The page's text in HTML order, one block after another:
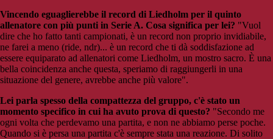
Vincendo eguaglierebbe il record di Liedholm per il quinto
allenatore con più punti in Serie A. Cosa significa per lei? "Vuol
dire che ho fatto tanti campionati, è un record non proprio invidiabile,
ne farei a meno (ride, ndr)... è un record che ti dà soddisfazione ad
essere equiparato ad allenatori come Liedholm, un mostro sacro. È una
bella coincidenza anche questa, speriamo di raggiungerli in una
situazione del genere, avrebbe anche più valore".
Lei parla spesso della compattezza del gruppo, c'è stato un
momento specifico in cui ha avuto prova di questo? "Secondo me
ogni volta che perdevamo una partita, e non ne abbiamo perse poche.
Quando si è persa una partita c'è sempre stata una reazione. Di solito